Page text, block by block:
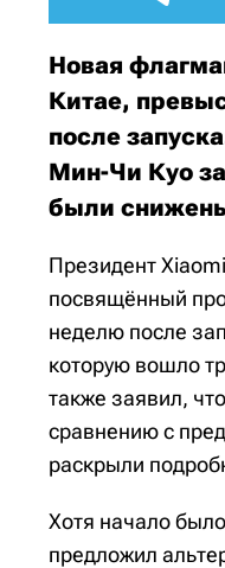
Новая
Китае,
после
Мин-Чи Куо
были
Президент
посвящённый
неделю после
которую вошло
также заявил,
сравнению с
раскрыли
Хотя начало
предложил